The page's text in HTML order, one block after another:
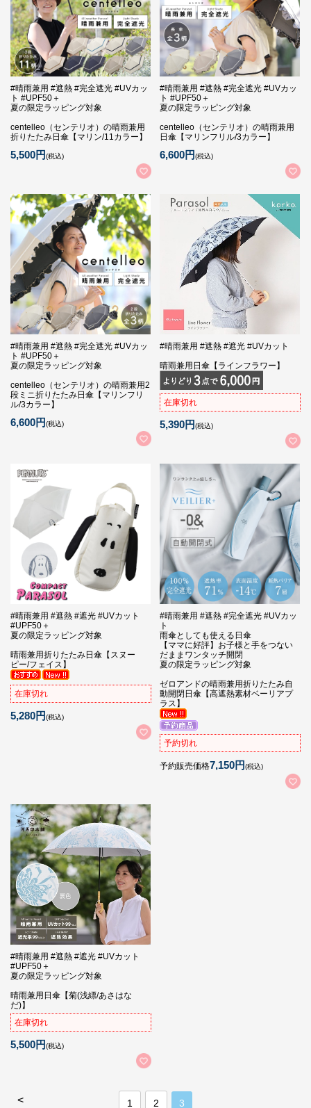
#晴雨兼用 #遮熱 #完全遮光 #UVカッ
ト #UPF50＋
夏の限定ラッピング対象
centelleo（センテリオ）の晴雨兼用
折りたたみ日傘【マリン/11カラー】
5,500円(税込)
#晴雨兼用 #遮熱 #完全遮光 #UVカッ
ト #UPF50＋
夏の限定ラッピング対象
centelleo（センテリオ）の晴雨兼用
日傘【マリンフリル/3カラー】
6,600円(税込)
#晴雨兼用 #遮熱 #完全遮光 #UVカッ
ト #UPF50＋
夏の限定ラッピング対象
centelleo（センテリオ）の晴雨兼用2
段ミニ折りたたみ日傘【マリンフリ
ル/3カラー】
6,600円(税込)
#晴雨兼用 #遮熱 #遮光 #UVカット
晴雨兼用日傘【ラインフラワー】
在庫切れ
5,390円(税込)
#晴雨兼用 #遮熱 #遮光 #UVカット
#UPF50＋
夏の限定ラッピング対象
晴雨兼用折りたたみ日傘【スヌー
ピー/フェイス】
在庫切れ
5,280円(税込)
#晴雨兼用 #遮熱 #完全遮光 #UVカッ
ト
雨傘としても使える日傘
【ママに好評】お子様と手をつない
だままワンタッチ開閉
夏の限定ラッピング対象
ゼロアンドの晴雨兼用折りたたみ自
動開閉日傘【高遮熱素材ベーリアプ
ラス】
予約切れ
予約販売価格7,150円(税込)
#晴雨兼用 #遮熱 #遮光 #UVカット
#UPF50＋
夏の限定ラッピング対象
晴雨兼用日傘【菊(浅縹/あさはな
だ)】
在庫切れ
5,500円(税込)
< 1 2 3